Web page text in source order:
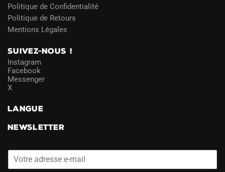
Politique de Confidentialité
Politique de Retours
Mentions Légales
SUIVEZ-NOUS !
Instagram
Facebook
Messenger
X
LANGUE
NEWSLETTER